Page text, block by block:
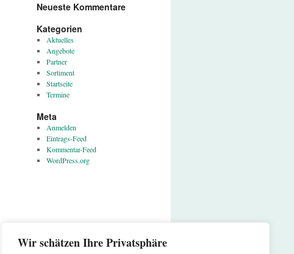
Wir schätzen Ihre Privatsphäre
Neueste Kommentare
Kategorien
Aktuelles
Angebote
Partner
Sortiment
Startseite
Termine
Meta
Anmelden
Eintrags-Feed
Kommentar-Feed
WordPress.org